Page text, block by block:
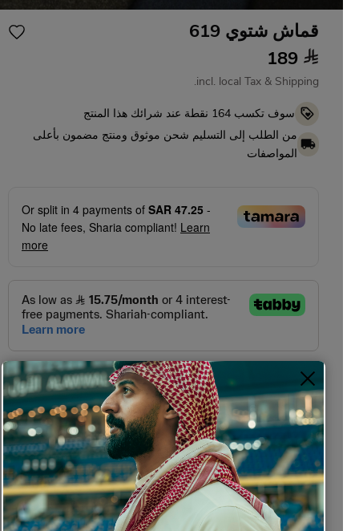
قماش شتوي 619
189
incl. local Tax & Shipping.
سوف تكسب164نقطة عند شرائك هذا المنتج
من الطلب إلى التسليم شحن موثوق ومنتج مضمون بأعلى
المواصفات
Or split in4payments ofSAR 47.25
No late fees, Sharia compliant!Learn
more
Size guide
Colors Available
C1
C2
C3
C4
C5
C6